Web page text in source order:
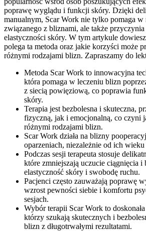
poprawę wyglądu i funkcji skóry. Dzięki
manualnym, Scar Work nie tylko pomaga
związanego z bliznami, ale także
elastyczności skóry. W tym artykule
polega ta metoda oraz jakie korzyści może
różnymi rodzajami blizn. Zapraszamy do
Metoda Scar Work to innowacyjna
która pomaga w leczeniu blizn
z siecią powięziową, co poprawia
skóry.
Terapia jest bezbolesna i skuteczna,
fizyczną, jak i emocjonalną, co czyni
różnymi rodzajami blizn.
Scar Work działa na blizny
oparzeniach, niezależnie od ich
Podczas sesji terapeuta stosuje
które zmniejszają uczucie ciągnięcia i
elastyczność skóry i swobodę ruchu.
Pacjenci często zauważają poprawę
wzrost pewności siebie i komfortu
sesjach.
Wybór terapii Scar Work to
którzy szukają skutecznych i
blizn z długotrwałymi rezultatami.